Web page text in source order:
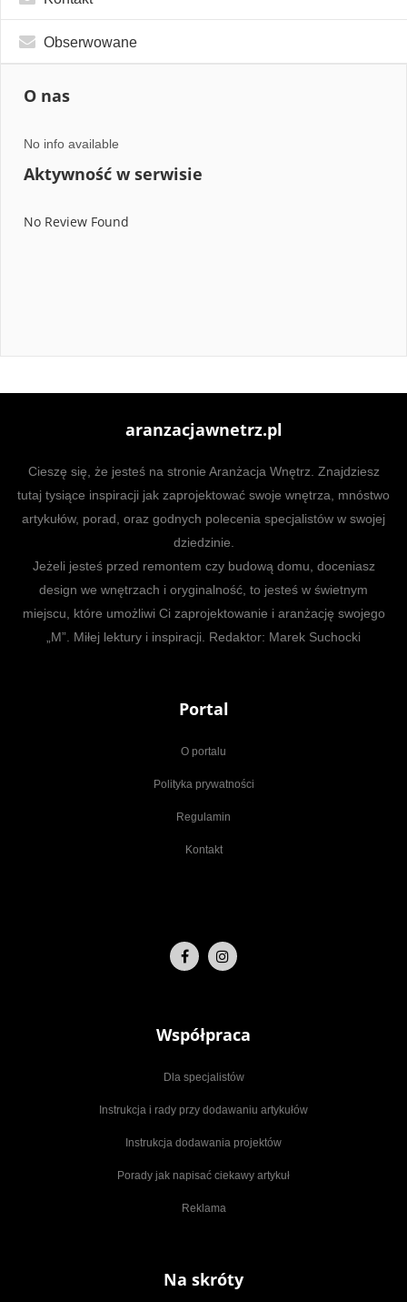
Obserwowane
O nas
No info available
Aktywność w serwisie
No Review Found
aranzacjawnetrz.pl
Cieszę się, że jesteś na stronie Aranżacja Wnętrz. Znajdziesz
tutaj tysiące inspiracji jak zaprojektować swoje wnętrza, mnóstwo
artykułów, porad, oraz godnych polecenia specjalistów w swojej
dziedzinie.
Jeżeli jesteś przed remontem czy budową domu, doceniasz
design we wnętrzach i oryginalność, to jesteś w świetnym
miejscu, które umożliwi Ci zaprojektowanie i aranżację swojego
„M”. Miłej lektury i inspiracji. Redaktor: Marek Suchocki
Portal
O portalu
Polityka prywatności
Regulamin
Kontakt
Współpraca
Dla specjalistów
Instrukcja i rady przy dodawaniu artykułów
Instrukcja dodawania projektów
Porady jak napisać ciekawy artykuł
Reklama
Na skróty